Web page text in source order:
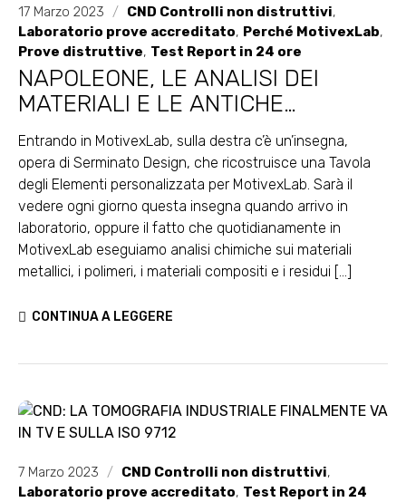
17 Marzo 2023 / CND Controlli non distruttivi,
Laboratorio prove accreditato, Perché MotivexLab,
Prove distruttive, Test Report in 24 ore
NAPOLEONE, LE ANALISI DEI
MATERIALI E LE ANTICHE
FILASTROCCHE INGLESI
Entrando in MotivexLab, sulla destra c’è un’insegna,
opera di Serminato Design, che ricostruisce una Tavola
degli Elementi personalizzata per MotivexLab. Sarà il
vedere ogni giorno questa insegna quando arrivo in
laboratorio, oppure il fatto che quotidianamente in
MotivexLab eseguiamo analisi chimiche sui materiali
metallici, i polimeri, i materiali compositi e i residui [...]
CONTINUA A LEGGERE
7 Marzo 2023 / CND Controlli non distruttivi,
Laboratorio prove accreditato, Test Report in 24